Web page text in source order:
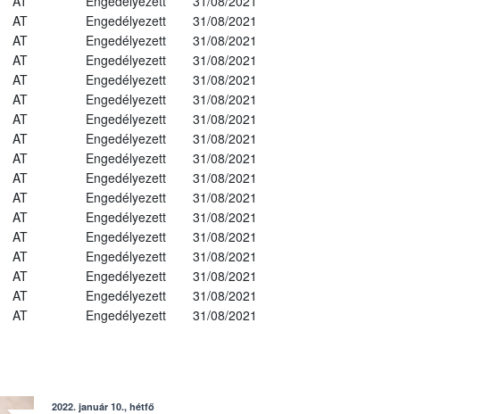
AT Engedélyezett
31/08/2021
AT Engedélyezett
31/08/2021
AT Engedélyezett
31/08/2021
AT Engedélyezett
31/08/2021
AT Engedélyezett
31/08/2021
AT Engedélyezett
31/08/2021
AT Engedélyezett
31/08/2021
AT Engedélyezett
31/08/2021
AT Engedélyezett
31/08/2021
AT Engedélyezett
31/08/2021
AT Engedélyezett
31/08/2021
AT Engedélyezett
31/08/2021
AT Engedélyezett
31/08/2021
AT Engedélyezett
31/08/2021
AT Engedélyezett
31/08/2021
AT Engedélyezett 31/08/2021
2022. január 10., hétfő